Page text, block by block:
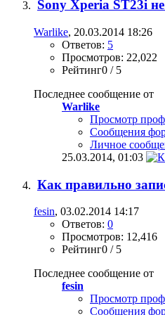
Sony Xperia ST23i
Warlike, 20.03.2014 18:26
Ответов: 5
Просмотров: 22,022
Рейтинг0 / 5
Последнее сообщение от
Warlike
Просмотр
Сообщения
Личное
25.03.2014, 01:03
Как правильно
fesin, 03.02.2014 14:17
Ответов: 0
Просмотров: 12,416
Рейтинг0 / 5
Последнее сообщение от
fesin
Просмотр
Сообщения